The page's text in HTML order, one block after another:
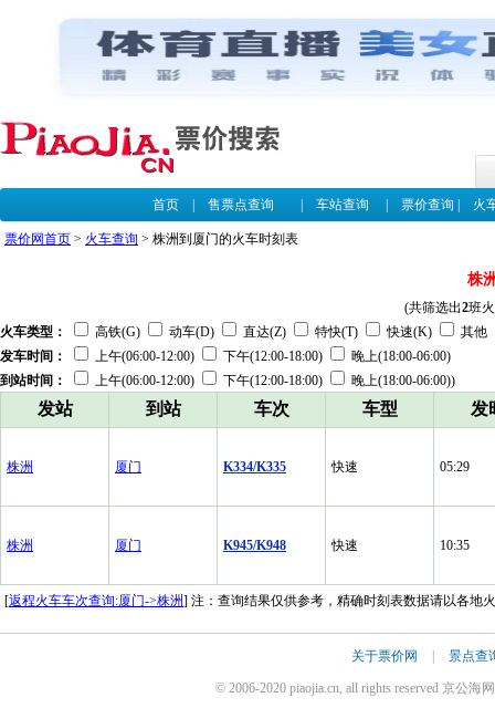
首页| 售票点查询 车站查询 票价查询 火
票价网首页 > 火车查询 > 株洲到厦门的火车时刻表
株
(共筛选出2班
火车类型：
高铁(G) 动车(D) 直达(Z) 特快(T) 快速(K)
其他
发车时间：
上午(06:00-12:00) 下午(12:00-18:00)
晚上(18:00-06:00)
到站时间：
上午(06:00-12:00) 下午(12:00-18:00) 晚上(18:00-06:00))
发站 到站 车次 车型 发
株洲 厦门 K334/K335 快速 05:29
株洲 厦门 K945/K948 快速 10:35
[返程火车车次查询:厦门->株洲] 注：查询结果仅供参考，精确时刻表数据请以各地
关于票价网 | 景点查
© 2006-2020 piaojia.cn, all rights reserved 京公海